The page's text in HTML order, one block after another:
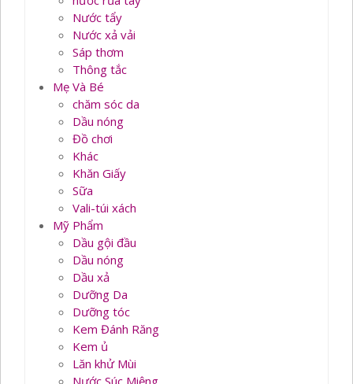
Nước tẩy
Nước xả vải
Sáp thơm
Thông tắc
Mẹ Và Bé
chăm sóc da
Dầu nóng
Đồ chơi
Khác
Khăn Giấy
Sữa
Vali-túi xách
Mỹ Phẩm
Dầu gội đầu
Dầu nóng
Dầu xả
Dưỡng Da
Dưỡng tóc
Kem Đánh Răng
Kem ủ
Lăn khử Mùi
Nước Súc Miệng